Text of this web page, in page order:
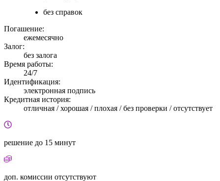
без справок
Погашение:
ежемесячно
Залог:
без залога
Время работы:
24/7
Идентификация:
электронная подпись
Кредитная история:
отличная / хорошая / плохая / без проверки / отсутствует
решение до 15 минут
доп. комиссии отсутствуют